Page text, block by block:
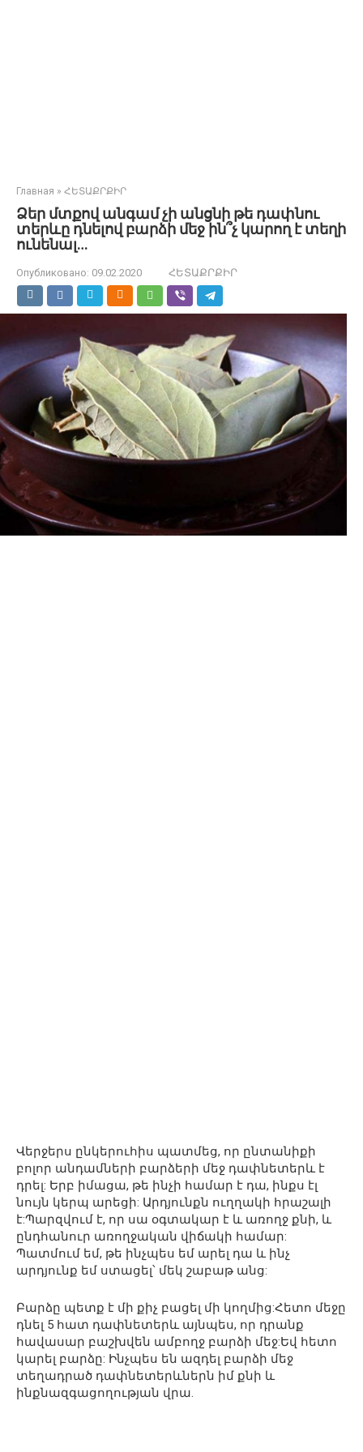
Главная » ՀԵՏԱՔՐՔԻՐ
Ձեր մտքով անգամ չի անցնի թե դափնու
տերևը դնելով բարձի մեջ ին՞չ կարող է տեղի
ունենալ…
Опубликовано: 09.02.2020 ՀԵՏԱՔՐՔԻՐ
Վերջերս ընկերուհիս պատմեց, որ ընտանիքի
բոլոր անդամների բարձերի մեջ դափնետերև է
դրել: Երբ իմացա, թե ինչի համար է դա, ինքս էլ
նույն կերպ արեցի: Արդյունքն ուղղակի հրաշալի
է:Պարզվում է, որ սա օգտակար է և առողջ քնի, և
ընդհանուր առողջական վիճակի համար:
Պատմում եմ, թե ինչպես եմ արել դա և ինչ
արդյունք եմ ստացել՝ մեկ շաբաթ անց:
Բարձը պետք է մի քիչ բացել մի կողմից:Հետո մեջը
դնել 5 հատ դափնետերև այնպես, որ դրանք
հավասար բաշխվեն ամբողջ բարձի մեջ:Եվ հետո
կարել բարձը: Ինչպես են ազդել բարձի մեջ
տեղադրած դափնետերևներն իմ քնի և
ինքնազգացողության վրա.